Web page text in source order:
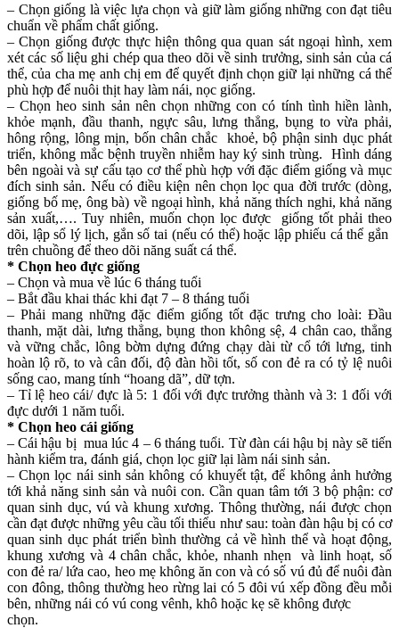
– Chọn giống là việc lựa chọn và giữ làm giống những con đạt tiêu
chuẩn về phẩm chất giống.
– Chọn giống được thực hiện thông qua quan sát ngoại hình, xem
xét các số liệu ghi chép qua theo dõi về sinh trưởng, sinh sản của cá
thể, của cha mẹ anh chị em để quyết định chọn giữ lại những cá thể
phù hợp để nuôi thịt hay làm nái, nọc giống.
– Chọn heo sinh sản nên chọn những con có tính tình hiền lành,
khỏe mạnh, đầu thanh, ngực sâu, lưng thẳng, bụng to vừa phải,
hông rộng, lông mịn, bốn chân chắc khoẻ, bộ phận sinh dục phát
triển, không mắc bệnh truyền nhiễm hay ký sinh trùng. Hình dáng
bên ngoài và sự cấu tạo cơ thể phù hợp với đặc điểm giống và mục
đích sinh sản. Nếu có điều kiện nên chọn lọc qua đời trước (dòng,
giống bố mẹ, ông bà) về ngoại hình, khả năng thích nghi, khả năng
sản xuất,…. Tuy nhiên, muốn chọn lọc được giống tốt phải theo
dõi, lập sổ lý lịch, gắn số tai (nếu có thể) hoặc lập phiếu cá thể gắn
trên chuồng để theo dõi năng suất cá thể.
* Chọn heo đực giống
– Chọn và mua về lúc 6 tháng tuổi
– Bắt đầu khai thác khi đạt 7 – 8 tháng tuổi
– Phải mang những đặc điểm giống tốt đặc trưng cho loài: Đầu
thanh, mặt dài, lưng thẳng, bụng thon không sệ, 4 chân cao, thẳng
và vững chắc, lông bờm dựng đứng chạy dài từ cổ tới lưng, tinh
hoàn lộ rõ, to và cân đối, độ đàn hồi tốt, số con đẻ ra có tỷ lệ nuôi
sống cao, mang tính “hoang dã”, dữ tợn.
– Tỉ lệ heo cái/ đực là 5: 1 đối với đực trưởng thành và 3: 1 đối với
đực dưới 1 năm tuổi.
* Chọn heo cái giống
– Cái hậu bị mua lúc 4 – 6 tháng tuổi. Từ đàn cái hậu bị này sẽ tiến
hành kiểm tra, đánh giá, chọn lọc giữ lại làm nái sinh sản.
– Chọn lọc nái sinh sản không có khuyết tật, để không ảnh hưởng
tới khả năng sinh sản và nuôi con. Cần quan tâm tới 3 bộ phận: cơ
quan sinh dục, vú và khung xương. Thông thường, nái được chọn
cần đạt được những yêu cầu tối thiểu như sau: toàn đàn hậu bị có cơ
quan sinh dục phát triển bình thường cả về hình thể và hoạt động,
khung xương và 4 chân chắc, khỏe, nhanh nhẹn và linh hoạt, số
con đẻ ra/ lứa cao, heo mẹ không ăn con và có số vú đủ để nuôi đàn
con đông, thông thường heo rừng lai có 5 đôi vú xếp đồng đều mỗi
bên, những nái có vú cong vênh, khô hoặc kẹ sẽ không được
chọn.